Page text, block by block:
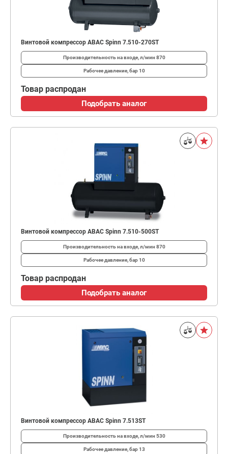
Винтовой компрессор ABAC Spinn 7.510-270ST
Производительность на входе, л/мин 870
Рабочее давление, бар10
Товар распродан
Подобрать аналог
Винтовой компрессор ABAC Spinn 7.510-500ST
Производительность на входе, л/мин 870
Рабочее давление, бар10
Товар распродан
Подобрать аналог
Винтовой компрессор ABAC Spinn 7.513ST
Производительность на входе, л/мин 530
Рабочее давление, бар13